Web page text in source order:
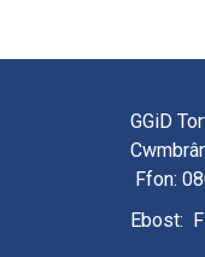
GGiD
Ffon:
Ebost: